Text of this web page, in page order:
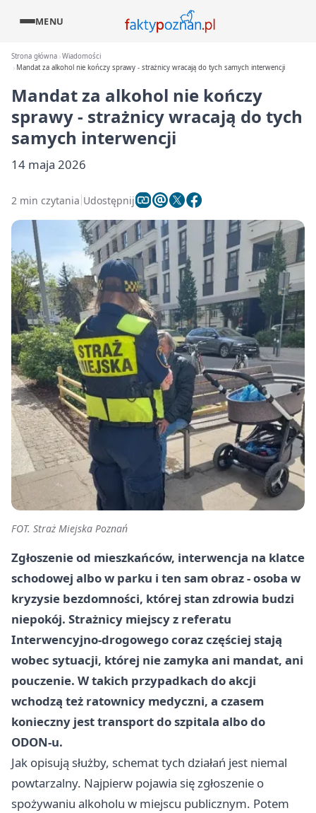
MENU
Strona główna Wiadomości
Mandat za alkohol nie kończy sprawy - strażnicy wracają do tych samych interwencji
Mandat za alkohol nie kończy
sprawy - strażnicy wracają do tych
samych interwencji
14 maja 2026
2 min czytania Udostępnij
FOT. Straż Miejska Poznań
Zgłoszenie od mieszkańców, interwencja na klatce
schodowej albo w parku i ten sam obraz - osoba w
kryzysie bezdomności, której stan zdrowia budzi
niepokój. Strażnicy miejscy z referatu
Interwencyjno-drogowego coraz częściej stają
wobec sytuacji, której nie zamyka ani mandat, ani
pouczenie. W takich przypadkach do akcji
wchodzą też ratownicy medyczni, a czasem
konieczny jest transport do szpitala albo do
ODON-u.
Jak opisują służby, schemat tych działań jest niemal
powtarzalny. Najpierw pojawia się zgłoszenie o
spożywaniu alkoholu w miejscu publicznym. Potem